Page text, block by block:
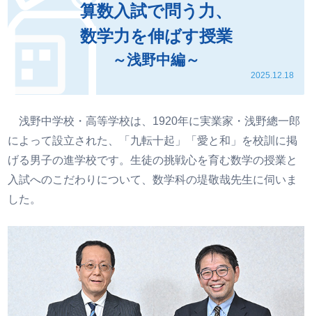
算数入試で問う力、
数学力を伸ばす授業
～浅野中編～
2025.12.18
浅野中学校・高等学校は、1920年に実業家・浅野總一郎
によって設立された、「九転十起」「愛と和」を校訓に掲
げる男子の進学校です。生徒の挑戦心を育む数学の授業と
入試へのこだわりについて、数学科の堤敬哉先生に伺いま
した。